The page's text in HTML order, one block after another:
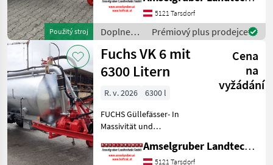
Použitý stroj
Beste Materialen und Beste
Komponenten der
führenden TOP Hersteller!)
Sei
5121 Tarsdorf
Doplnenie
živin a
polievanie
/ Fuchs
Prémiový plus prodejce
Fuchs VK 6 mit
6300 Litern
Cena
na
vyžádání
R. v. 2026
6300 l
FUCHS Güllefässer- In
Massivität und
(Stärkste Materialstärken +
Beste Materialen und Beste
Amselgruber Landtechnik GmbH
5121 Tarsdorf